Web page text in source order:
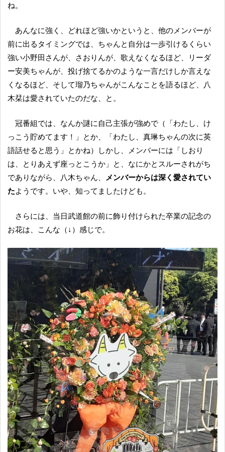
ね。
あんなに強く、どれほど強いかというと、他のメンバーが
前に出るタイミングでは、ちゃんと自分は一歩引けるくらい
強い小野田さんが、さおりんが、歌えなくなるほど、リーダ
ー安美ちゃんが、投げ捨てるかのような一言だけしか言えな
くなるほど、そして瑠乃ちゃんがこんなことを語るほど、八
木栞は愛されていたのだな、と。
冠番組では、なんか謎に自己主張が強めで（「わたし、け
っこう貯めてます！」とか、「わたし、真琳ちゃんの次に英
語話せると思う」とかね）しかし、メンバーには「しおり
は、とりあえず座っとこうか」と、なにかとスルーされがち
でありながら、八木ちゃん、
メンバーからは深く愛されてい
たようです。いや、知ってましたけども。
さらには、当日武道館の前に飾り付けられた卒業の記念の
お花は、こんな（↓）感じで。